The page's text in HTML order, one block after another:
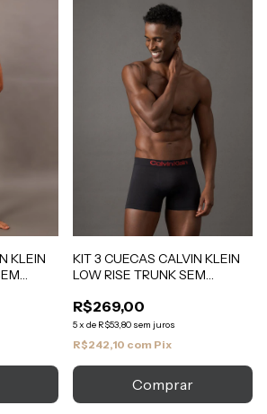
KLEIN
KIT 3 CUECAS CALVIN KLEIN
LOW RISE TRUNK SEM
R$269,00
5x de R$53,80 sem juros
R$242,10 com Pix
Comprar